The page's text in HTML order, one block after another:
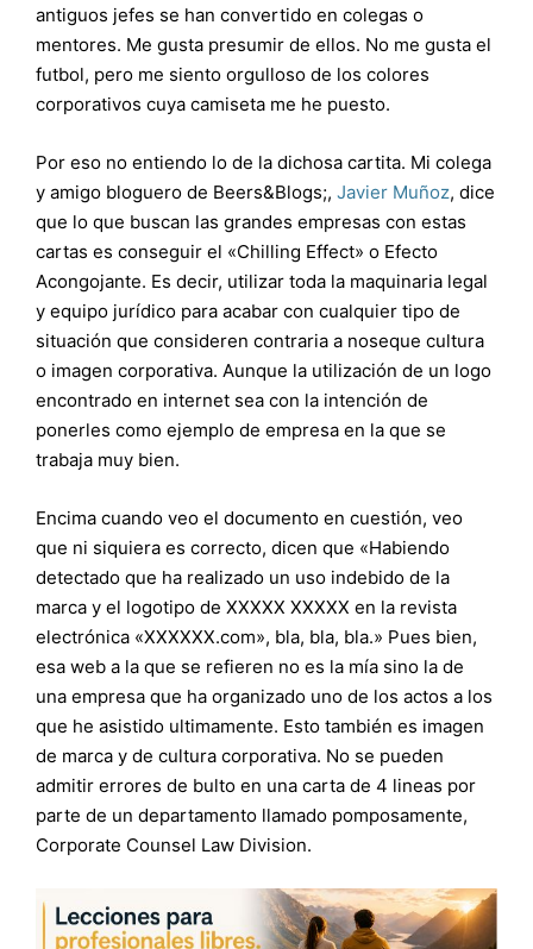
antiguos jefes se han convertido en colegas o
mentores. Me gusta presumir de ellos. No me gusta el
futbol, pero me siento orgulloso de los colores
corporativos cuya camiseta me he puesto.
Por eso no entiendo lo de la dichosa cartita. Mi colega
y amigo bloguero de Beers&Blogs;, Javier Muñoz, dice
que lo que buscan las grandes empresas con estas
cartas es conseguir el «Chilling Effect» o Efecto
Acongojante. Es decir, utilizar toda la maquinaria legal
y equipo jurídico para acabar con cualquier tipo de
situación que consideren contraria a noseque cultura
o imagen corporativa. Aunque la utilización de un logo
encontrado en internet sea con la intención de
ponerles como ejemplo de empresa en la que se
trabaja muy bien.
Encima cuando veo el documento en cuestión, veo
que ni siquiera es correcto, dicen que «Habiendo
detectado que ha realizado un uso indebido de la
marca y el logotipo de XXXXX XXXXX en la revista
electrónica «XXXXXX.com», bla, bla, bla.» Pues bien,
esa web a la que se refieren no es la mía sino la de
una empresa que ha organizado uno de los actos a los
que he asistido ultimamente. Esto también es imagen
de marca y de cultura corporativa. No se pueden
admitir errores de bulto en una carta de 4 lineas por
parte de un departamento llamado pomposamente,
Corporate Counsel Law Division.